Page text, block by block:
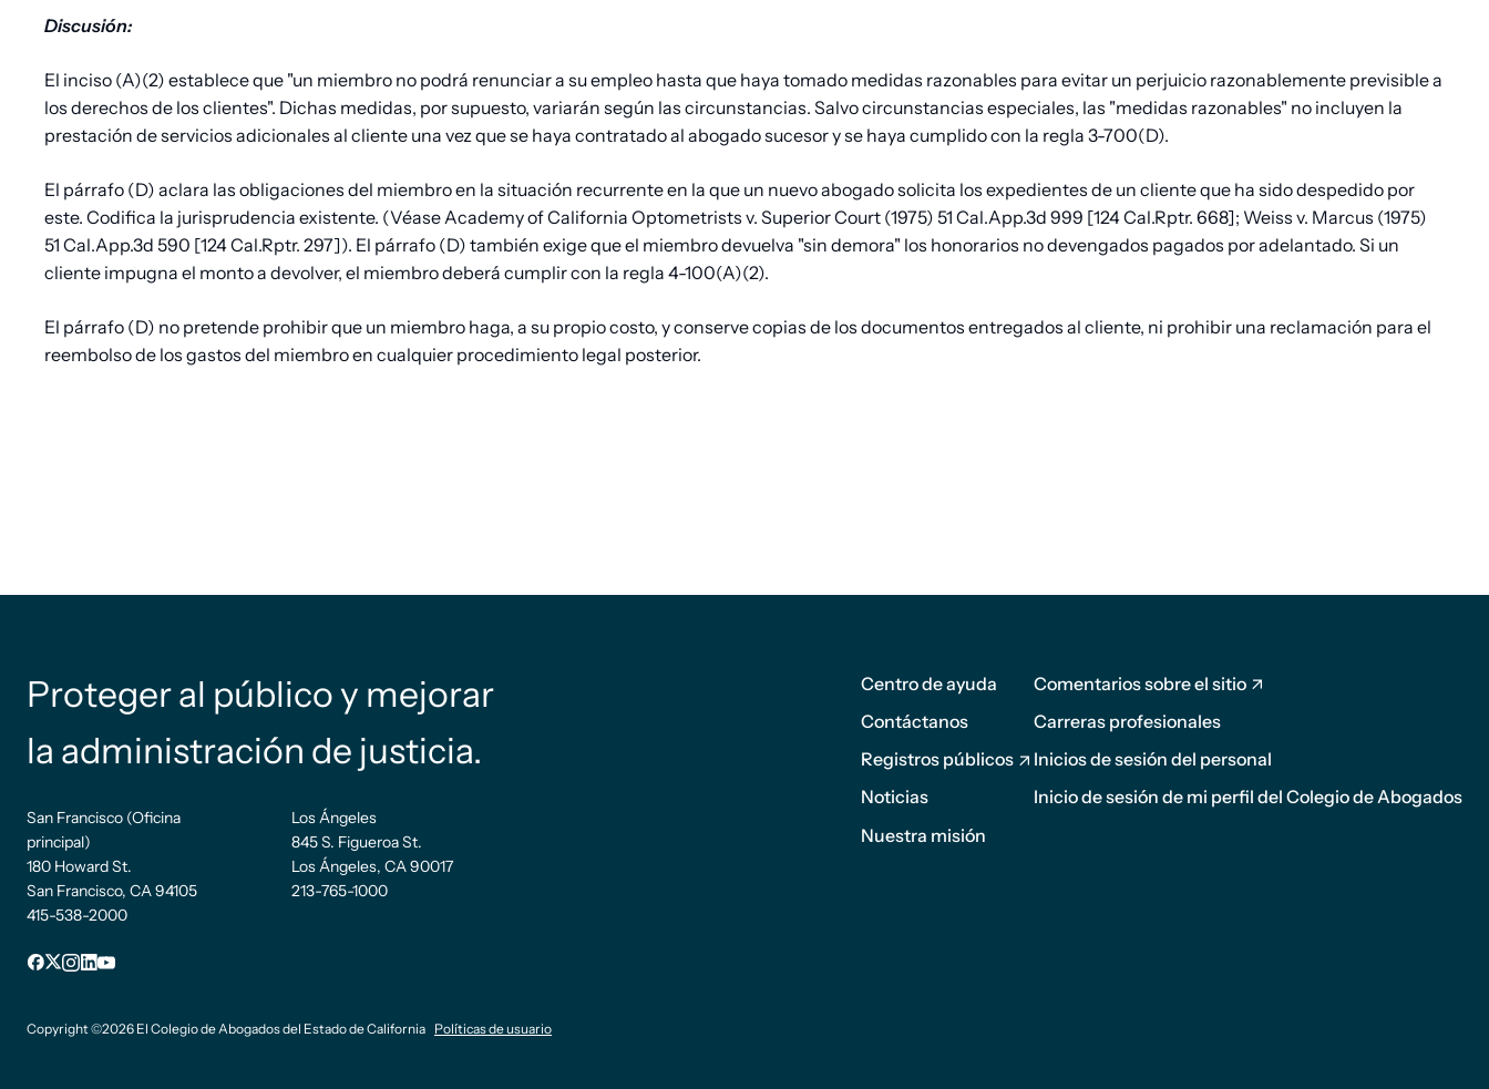
Discusión:
El inciso (A)(2) establece que "un miembro no podrá renunciar a su empleo hasta que haya tomado medidas razonables para evitar un perjuicio razonablemente previsible a
los derechos de los clientes". Dichas medidas, por supuesto, variarán según las circunstancias. Salvo circunstancias especiales, las "medidas razonables" no incluyen la
prestación de servicios adicionales al cliente una vez que se haya contratado al abogado sucesor y se haya cumplido con la regla 3-700(D).
El párrafo (D) aclara las obligaciones del miembro en la situación recurrente en la que un nuevo abogado solicita los expedientes de un cliente que ha sido despedido por
este. Codifica la jurisprudencia existente. (Véase Academy of California Optometrists v. Superior Court (1975) 51 Cal.App.3d 999 [124 Cal.Rptr. 668]; Weiss v. Marcus (1975)
51 Cal.App.3d 590 [124 Cal.Rptr. 297]). El párrafo (D) también exige que el miembro devuelva "sin demora" los honorarios no devengados pagados por adelantado. Si un
cliente impugna el monto a devolver, el miembro deberá cumplir con la regla 4-100(A)(2).
El párrafo (D) no pretende prohibir que un miembro haga, a su propio costo, y conserve copias de los documentos entregados al cliente, ni prohibir una reclamación para el
reembolso de los gastos del miembro en cualquier procedimiento legal posterior.
Proteger al público y mejorar
la administración de justicia.
San Francisco (Oficina
principal)
180 Howard St.
San Francisco, CA 94105
415-538-2000
Los Ángeles
845 S. Figueroa St.
Los Ángeles, CA 90017
213-765-1000
Facebook
incógnita
Instagram
LinkedIn
YouTube
Pie de
página
1
Centro de ayuda
Contáctanos
Registros públicos
Noticias
Nuestra misión
Pie de
página
2
Comentarios sobre el sitio
Carreras profesionales
Inicios de sesión del personal
Inicio de sesión de mi perfil del Colegio de Abogados
sufijo
de
Copyright ©2026 El Colegio de Abogados del Estado de California Políticas de usuario